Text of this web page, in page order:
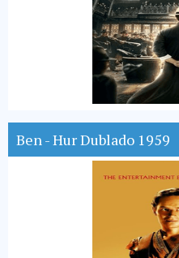
Ben - Hur Dublado 1959